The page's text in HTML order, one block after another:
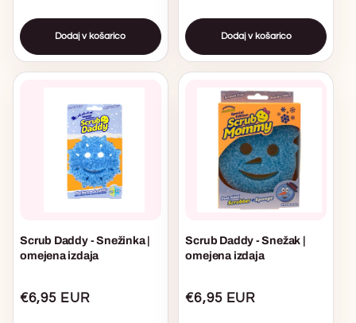
Dodaj v košarico Dodaj v košarico
Scrub Daddy - Snežinka |
omejena izdaja
Običajna
€6,95 EUR
Scrub Daddy - Snežak |
omejena izdaja
Običajna
€6,95 EUR